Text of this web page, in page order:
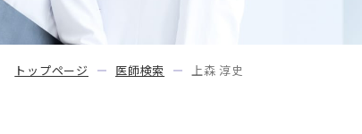
トップページ 医師検索 上森 淳史